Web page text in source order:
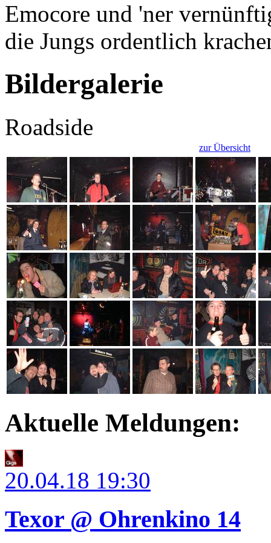
Emocore und 'ner
die Jungs ordentlich
Bildergalerie
Roadside
zur Übersicht
Aktuelle Meldungen:
20.04.18 19:30
Texor @ Ohrenkino 14